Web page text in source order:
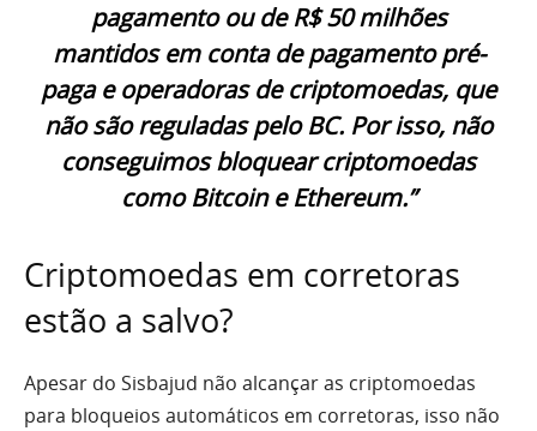
pagamento ou de R$ 50 milhões
mantidos em conta de pagamento pré-
paga e operadoras de criptomoedas, que
não são reguladas pelo BC. Por isso, não
conseguimos bloquear criptomoedas
como Bitcoin e Ethereum.”
Criptomoedas em corretoras
estão a salvo?
Apesar do Sisbajud não alcançar as criptomoedas
para bloqueios automáticos em corretoras, isso não